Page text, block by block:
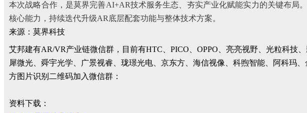
本次战略合作，是莫界完善AI+AR技术服务生态、夯实产业化赋能实力的关键布
核心能力，持续迭代升级AR底层配套功能与整体技术方案。
来源：莫界科技
艾邦建有AR/VR产业链微信群，目前有HTC、PICO、OPPO、亮亮视野、光粒科
犀微光、舜宇光学、广景视睿、珑璟光电、京东方、海信视像、科煦智能、阿科玛
方图片识别二维码加入微信群：
资料下载：